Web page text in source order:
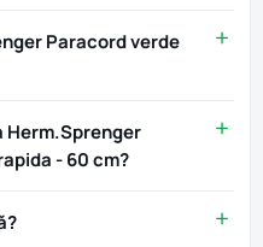
Paracord verde
Herm.Sprenger
- 60 cm?